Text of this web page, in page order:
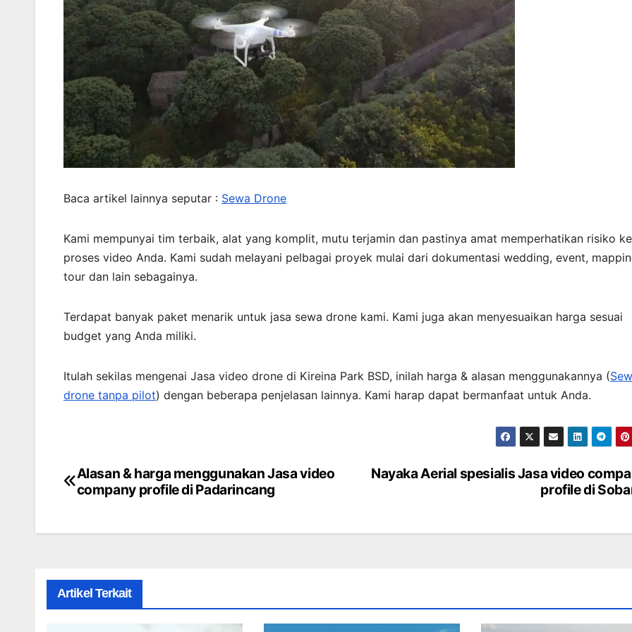
Baca artikel lainnya seputar : Sewa Drone
Kami mempunyai tim terbaik, alat yang komplit, mutu terjamin dan pastinya amat memperhatikan risiko
proses video Anda. Kami sudah melayani pelbagai proyek mulai dari dokumentasi wedding, event,
tour dan lain sebagainya.
Terdapat banyak paket menarik untuk jasa sewa drone kami. Kami juga akan menyesuaikan harga sesuai
budget yang Anda miliki.
Itulah sekilas mengenai Jasa video drone di Kireina Park BSD, inilah harga & alasan menggunakannya (
drone tanpa pilot) dengan beberapa penjelasan lainnya. Kami harap dapat bermanfaat untuk Anda.
Post
Nayaka Aerial spesialis Jasa video
profile di
Alasan & harga menggunakan Jasa video
company profile di Padarincang
Artikel Terkait